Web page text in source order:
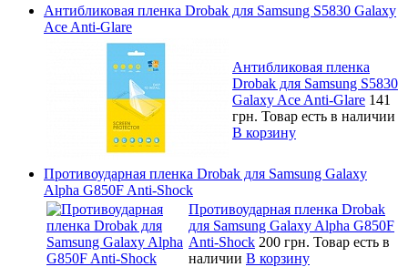
Антибликовая пленка Drobak для Samsung S5830 Galaxy
Ace Anti-Glare
Антибликовая пленка
Drobak для Samsung S5830
Galaxy Ace Anti-Glare 141
грн. Товар есть в наличии
В корзину
Противоударная пленка Drobak для Samsung Galaxy
Alpha G850F Anti-Shock
Противоударная пленка Drobak
для Samsung Galaxy Alpha G850F
Anti-Shock 200 грн. Товар есть в
наличии В корзину